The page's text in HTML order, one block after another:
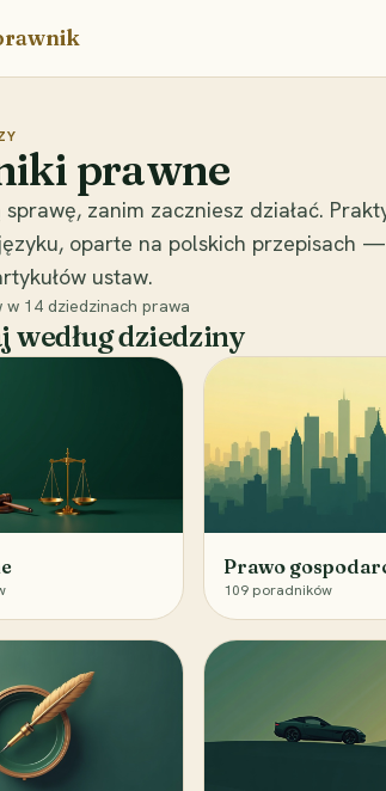
prawne
zanim zaczniesz działać.
oparte na polskich przepisach
ustaw.
w 14 dziedzinach prawa
według dziedziny
Prawo
109 poradników